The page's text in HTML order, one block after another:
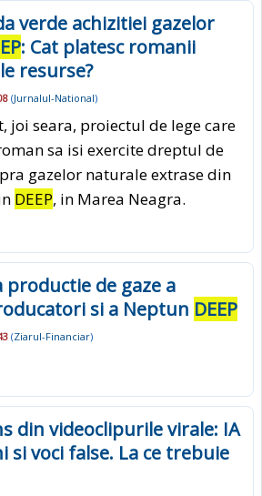
verde achizitiei gazelor
: Cat platesc romanii
resurse?
(Jurnalul-National)
joi seara, proiectul de lege care
sa isi exercite dreptul de
gazelor naturale extrase din
DEEP, in Marea Neagra.
productie de gaze a
si a Neptun DEEP
(Ziarul-Financiar)
din videoclipurile virale: IA
si voci false. La ce trebuie